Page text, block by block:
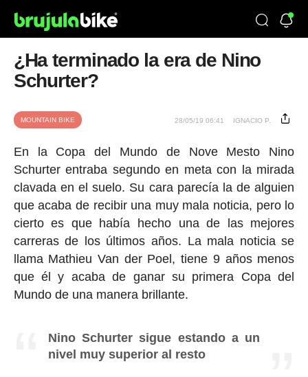
¿Ha terminado la era de Nino
Schurter?
MOUNTAIN BIKE 28/05/19 06:41 IGNACIO P.
En la Copa del Mundo de Nove Mesto Nino
Schurter entraba segundo en meta con la mirada
clavada en el suelo. Su cara parecía la de alguien
que acaba de recibir una muy mala noticia, pero lo
cierto es que había hecho una de las mejores
carreras de los últimos años. La mala noticia se
llama Mathieu Van der Poel, tiene 9 años menos
que él y acaba de ganar su primera Copa del
Mundo de una manera brillante.
Nino Schurter sigue estando a un
nivel muy superior al resto